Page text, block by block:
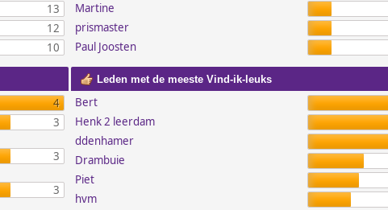
13
12
10
Martine
prismaster
Paul Joosten
4
3
3
3
Leden met de meeste Vind-ik-leuks
Bert
Henk 2 leerdam
ddenhamer
Drambuie
Piet
hvm